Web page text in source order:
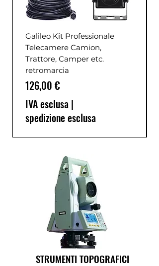
Galileo Kit Professionale
Telecamere Camion,
Trattore, Camper etc.
retromarcia
Prezzo
126,00 €
IVA esclusa |
spedizione esclusa
STRUMENTI TOPOGRAFICI